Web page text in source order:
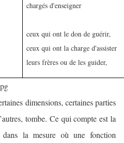
chargés d'enseigner
ceux qui ont le don de guérir,
ceux qui ont la charge d'assister
leurs frères ou de les guider,
dimensions, certaines parties
tombe. Ce qui compte est la
la mesure où une fonction